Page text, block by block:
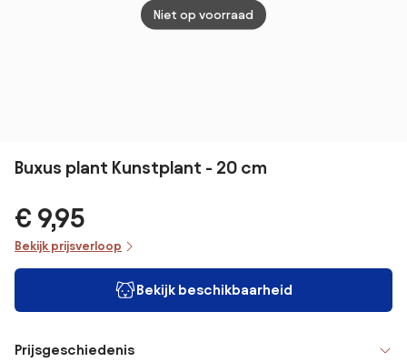
Niet op voorraad
Buxus plant Kunstplant - 20 cm
€ 9,95
Bekijk prijsverloop
Bekijk beschikbaarheid
Prijsgeschiedenis